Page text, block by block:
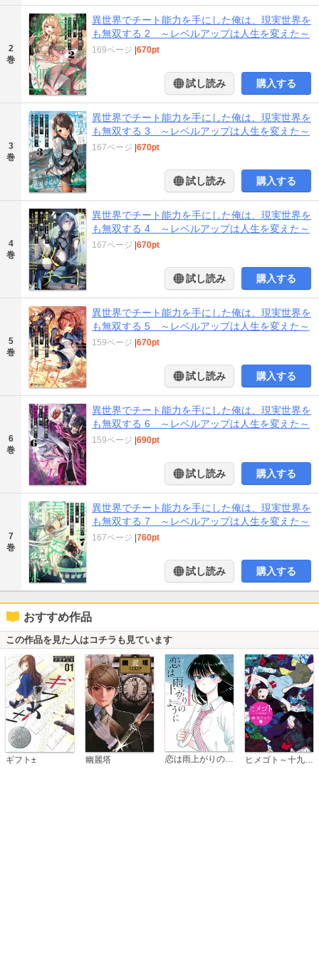
2
巻
異世界でチート能力を手にした俺は、現実世界を
も無双する 2 ～レベルアップは人生を変えた～
169ページ 670pt
試し読み 購入する
3
巻
異世界でチート能力を手にした俺は、現実世界を
も無双する 3 ～レベルアップは人生を変えた～
167ページ 670pt
試し読み 購入する
4
巻
異世界でチート能力を手にした俺は、現実世界を
も無双する 4 ～レベルアップは人生を変えた～
167ページ 670pt
試し読み 購入する
5
巻
異世界でチート能力を手にした俺は、現実世界を
も無双する 5 ～レベルアップは人生を変えた～
159ページ 670pt
試し読み 購入する
6
巻
異世界でチート能力を手にした俺は、現実世界を
も無双する 6 ～レベルアップは人生を変えた～
159ページ 690pt
試し読み 購入する
7
巻
異世界でチート能力を手にした俺は、現実世界を
も無双する 7 ～レベルアップは人生を変えた～
167ページ 760pt
試し読み 購入する
おすすめ作品
この作品を見た人はコチラも見ています
ギフト± 幽麗塔 恋は雨上がりのように